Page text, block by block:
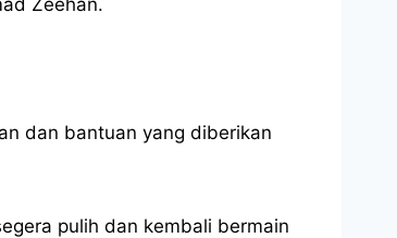
dan bantuan yang diberikan
pulih dan kembali bermain